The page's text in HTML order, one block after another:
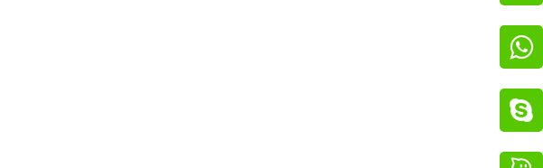

